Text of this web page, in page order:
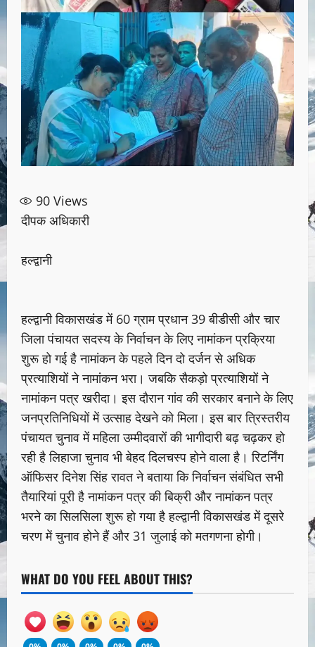
90 Views
दीपक अधिकारी
हल्द्वानी
हल्द्वानी विकासखंड में 60 ग्राम प्रधान 39 बीडीसी और चार
जिला पंचायत सदस्य के निर्वाचन के लिए नामांकन प्रक्रिया
शुरू हो गई है नामांकन के पहले दिन दो दर्जन से अधिक
प्रत्याशियों ने नामांकन भरा। जबकि सैकड़ो प्रत्याशियों ने
नामांकन पत्र खरीदा। इस दौरान गांव की सरकार बनाने के लिए
जनप्रतिनिधियों में उत्साह देखने को मिला। इस बार त्रिस्तरीय
पंचायत चुनाव में महिला उम्मीदवारों की भागीदारी बढ़ चढ़कर हो
रही है लिहाजा चुनाव भी बेहद दिलचस्प होने वाला है। रिटर्निंग
ऑफिसर दिनेश सिंह रावत ने बताया कि निर्वाचन संबंधित सभी
तैयारियां पूरी है नामांकन पत्र की बिक्री और नामांकन पत्र
भरने का सिलसिला शुरू हो गया है हल्द्वानी विकासखंड में दूसरे
चरण में चुनाव होने हैं और 31 जुलाई को मतगणना होगी।
WHAT DO YOU FEEL ABOUT THIS?